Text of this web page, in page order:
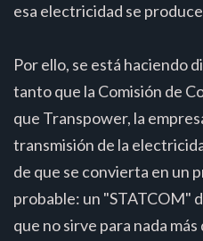
esa electricidad se
Por ello, se está haciendo
tanto que la Comisión de
que Transpower, la
transmisión de la
de que se convierta en un
probable: un "STATCOM"
que no sirve para nada